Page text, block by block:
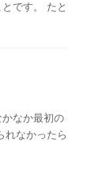
です。 たと
なか最初の
れなかったら